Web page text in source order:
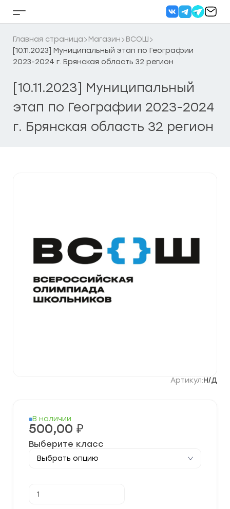
Кнопка
бокового
меню
Главная страница Магазин
ВСОШ
[10.11.2023] Муниципальный этап по Географии
2023-2024 г. Брянская область 32 регион
[10.11.2023] Муниципальный
этап по Географии 2023-2024
г. Брянская область 32 регион
Артикул:Н/Д
В наличии
500,00 ₽
Выберите класс
товара